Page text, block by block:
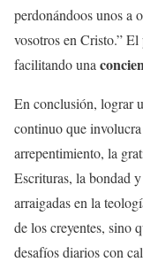
perdonándoos unos a
vosotros en Cristo.”
facilitando una
En conclusión, lograr
continuo que
arrepentimiento, la
Escrituras, la bondad
arraigadas en la
de los creyentes, sino
desafíos diarios con